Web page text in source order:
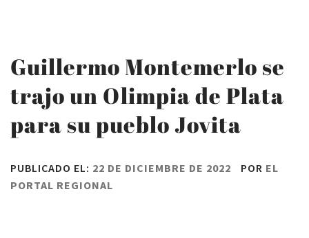
Guillermo Montemerlo se
trajo un Olimpia de Plata
para su pueblo Jovita
PUBLICADO EL: 22 DE DICIEMBRE DE 2022 POR EL
PORTAL REGIONAL